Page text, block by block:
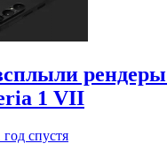
1 VII
год спустя